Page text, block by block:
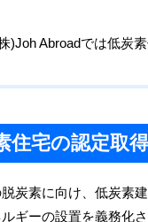
)Joh Abroadでは低炭
住宅の認定取
炭素に向け、低炭素
ギーの設置を義務化